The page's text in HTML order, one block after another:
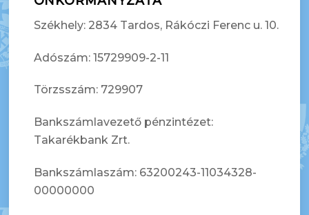
Székhely: 2834 Tardos, Rákóczi Ferenc u. 10.
Adószám: 15729909-2-11
Törzsszám: 729907
Bankszámlavezető pénzintézet:
Takarékbank Zrt.
Bankszámlaszám: 63200243-11034328-
00000000